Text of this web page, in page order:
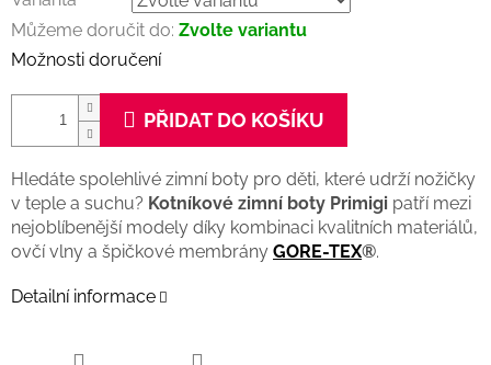
Můžeme doručit do: Zvolte variantu
Možnosti doručení
PŘIDAT DO KOŠÍKU
Hledáte spolehlivé zimní boty pro děti, které udrží nožičky
v teple a suchu? Kotníkové zimní boty Primigi patří mezi
nejoblíbenější modely díky kombinaci kvalitních materiálů,
ovčí vlny a špičkové membrány GORE-TEX®.
Detailní informace